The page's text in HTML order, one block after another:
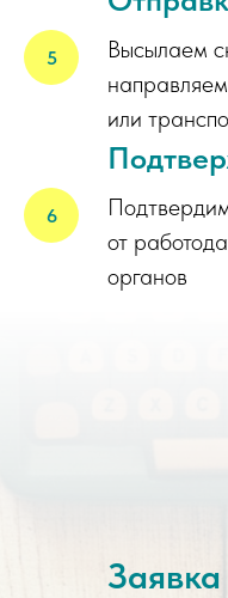
Высылаем
или
от
органов